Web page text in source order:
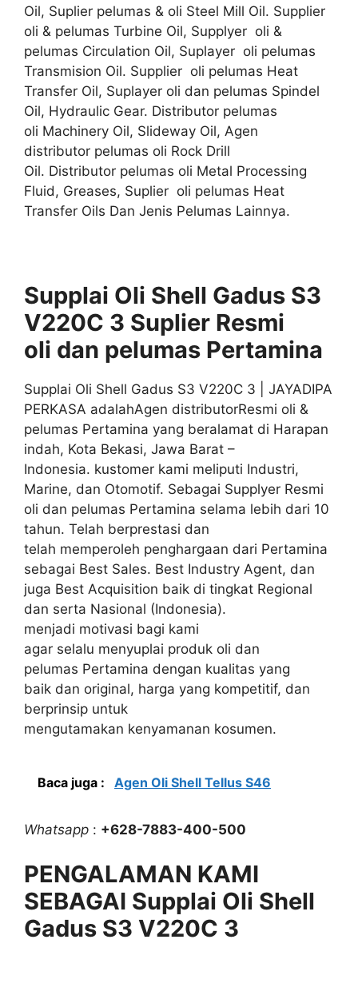
Oil, Suplier pelumas & oli Steel Mill Oil. Supplier
oli & pelumas Turbine Oil, Supplyer oli &
pelumas Circulation Oil, Suplayer oli pelumas
Transmision Oil. Supplier oli pelumas Heat
Transfer Oil, Suplayer oli dan pelumas Spindel
Oil, Hydraulic Gear. Distributor pelumas
oli Machinery Oil, Slideway Oil, Agen
distributor pelumas oli Rock Drill
Oil. Distributor pelumas oli Metal Processing
Fluid, Greases, Suplier oli pelumas Heat
Transfer Oils Dan Jenis Pelumas Lainnya.
Supplai Oli Shell Gadus S3
V220C 3 Suplier Resmi
oli dan pelumas Pertamina
Supplai Oli Shell Gadus S3 V220C 3 | JAYADIPA
PERKASA adalahAgen distributorResmi oli &
pelumas Pertamina yang beralamat di Harapan
indah, Kota Bekasi, Jawa Barat –
Indonesia. kustomer kami meliputi Industri,
Marine, dan Otomotif. Sebagai Supplyer Resmi
oli dan pelumas Pertamina selama lebih dari 10
tahun. Telah berprestasi dan
telah memperoleh penghargaan dari Pertamina
sebagai Best Sales. Best Industry Agent, dan
juga Best Acquisition baik di tingkat Regional
dan serta Nasional (Indonesia).
menjadi motivasi bagi kami
agar selalu menyuplai produk oli dan
pelumas Pertamina dengan kualitas yang
baik dan original, harga yang kompetitif, dan
berprinsip untuk
mengutamakan kenyamanan kosumen.
Baca juga : Agen Oli Shell Tellus S46
Whatsapp : +628-7883-400-500
PENGALAMAN KAMI
SEBAGAI Supplai Oli Shell
Gadus S3 V220C 3